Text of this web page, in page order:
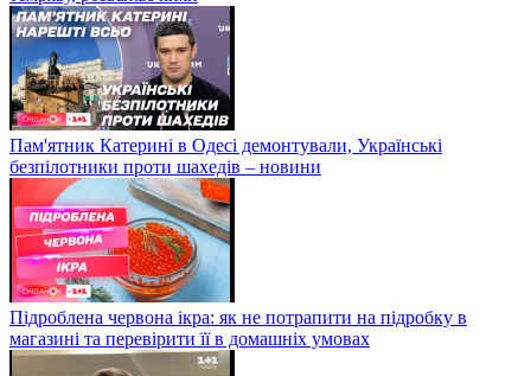
Пам'ятник Катерині в Одесі демонтували, Українські
безпілотники проти шахедів – новини
Підроблена червона ікра: як не потрапити на підробку в
магазині та перевірити її в домашніх умовах